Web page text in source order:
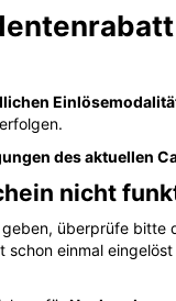
des aktuellen
nicht
überprüfe bitte
einmal